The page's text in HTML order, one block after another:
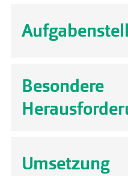
Besondere
Umsetzung